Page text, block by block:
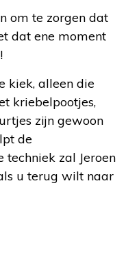
om te zorgen dat
dat ene moment
kiek, alleen die
kriebelpootjes,
zijn gewoon
de
techniek zal Jeroen
u terug wilt naar